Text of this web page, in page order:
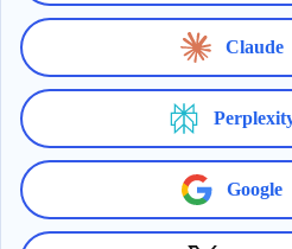
Claude
Google